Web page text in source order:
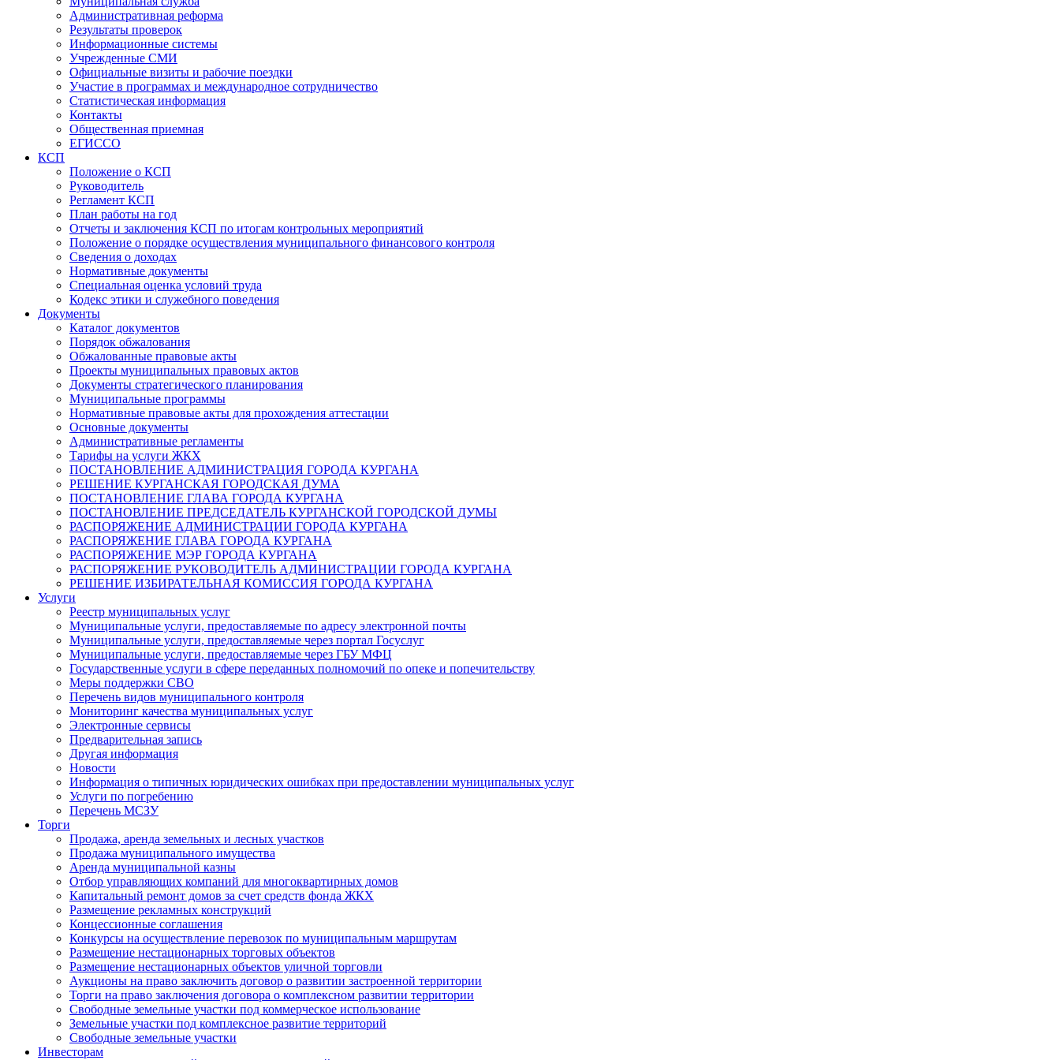
Административная реформа
Результаты проверок
Информационные системы
Учрежденные СМИ
Официальные визиты и рабочие поездки
Участие в программах и международное сотрудничество
Статистическая информация
Контакты
Общественная приемная
ЕГИССО
КСП
Положение о КСП
Руководитель
Регламент КСП
План работы на год
Отчеты и заключения КСП по итогам контрольных мероприятий
Положение о порядке осуществления муниципального финансового контроля
Сведения о доходах
Нормативные документы
Специальная оценка условий труда
Кодекс этики и служебного поведения
Документы
Каталог документов
Порядок обжалования
Обжалованные правовые акты
Проекты муниципальных правовых актов
Документы стратегического планирования
Муниципальные программы
Нормативные правовые акты для прохождения аттестации
Основные документы
Административные регламенты
Тарифы на услуги ЖКХ
ПОСТАНОВЛЕНИЕ АДМИНИСТРАЦИЯ ГОРОДА КУРГАНА
РЕШЕНИЕ КУРГАНСКАЯ ГОРОДСКАЯ ДУМА
ПОСТАНОВЛЕНИЕ ГЛАВА ГОРОДА КУРГАНА
ПОСТАНОВЛЕНИЕ ПРЕДСЕДАТЕЛЬ КУРГАНСКОЙ ГОРОДСКОЙ ДУМЫ
РАСПОРЯЖЕНИЕ АДМИНИСТРАЦИИ ГОРОДА КУРГАНА
РАСПОРЯЖЕНИЕ ГЛАВА ГОРОДА КУРГАНА
РАСПОРЯЖЕНИЕ МЭР ГОРОДА КУРГАНА
РАСПОРЯЖЕНИЕ РУКОВОДИТЕЛЬ АДМИНИСТРАЦИИ ГОРОДА КУРГАНА
РЕШЕНИЕ ИЗБИРАТЕЛЬНАЯ КОМИССИЯ ГОРОДА КУРГАНА
Услуги
Реестр муниципальных услуг
Муниципальные услуги, предоставляемые по адресу электронной почты
Муниципальные услуги, предоставляемые через портал Госуслуг
Муниципальные услуги, предоставляемые через ГБУ МФЦ
Государственные услуги в сфере переданных полномочий по опеке и попечительству
Меры поддержки СВО
Перечень видов муниципального контроля
Мониторинг качества муниципальных услуг
Электронные сервисы
Предварительная запись
Другая информация
Новости
Информация о типичных юридических ошибках при предоставлении муниципальных услуг
Услуги по погребению
Перечень МСЗУ
Торги
Продажа, аренда земельных и лесных участков
Продажа муниципального имущества
Аренда муниципальной казны
Отбор управляющих компаний для многоквартирных домов
Капитальный ремонт домов за счет средств фонда ЖКХ
Размещение рекламных конструкций
Концессионные соглашения
Конкурсы на осуществление перевозок по муниципальным маршрутам
Размещение нестационарных торговых объектов
Размещение нестационарных объектов уличной торговли
Аукционы на право заключить договор о развитии застроенной территории
Торги на право заключения договора о комплексном развитии территории
Свободные земельные участки под коммерческое использование
Земельные участки под комплексное развитие территорий
Свободные земельные участки
Инвесторам